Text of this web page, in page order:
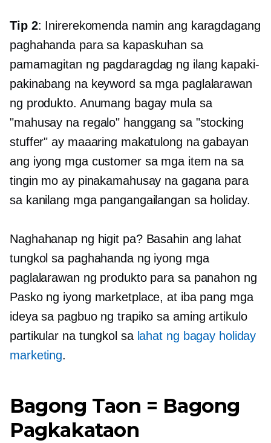
Tip 2: Inirerekomenda namin ang karagdagang
paghahanda para sa kapaskuhan sa
pamamagitan ng pagdaragdag ng ilang kapaki-
pakinabang na keyword sa mga paglalarawan
ng produkto. Anumang bagay mula sa
"mahusay na regalo" hanggang sa "stocking
stuffer" ay maaaring makatulong na gabayan
ang iyong mga customer sa mga item na sa
tingin mo ay pinakamahusay na gagana para
sa kanilang mga pangangailangan sa holiday.
Naghahanap ng higit pa? Basahin ang lahat
tungkol sa paghahanda ng iyong mga
paglalarawan ng produkto para sa panahon ng
Pasko ng iyong marketplace, at iba pang mga
ideya sa pagbuo ng trapiko sa aming artikulo
partikular na tungkol sa lahat ng bagay holiday
marketing.
Bagong Taon = Bagong
Pagkakataon